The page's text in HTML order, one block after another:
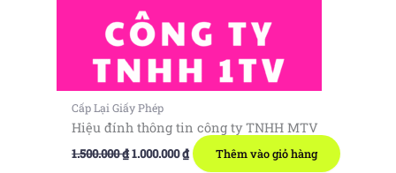
Cấp Lại Giấy Phép
Hiệu đính thông tin công ty TNHH MTV
1.500.000₫Giá
1.000.000₫Giá
hiện
Thêm vào giỏ hàng